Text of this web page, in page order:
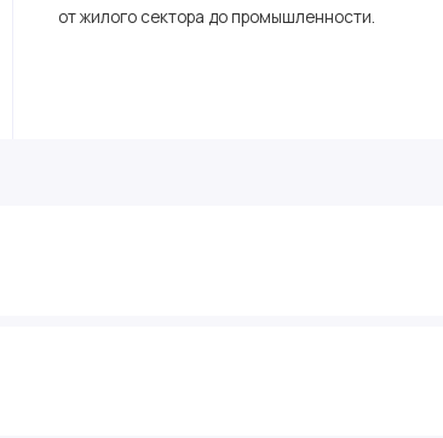
от жилого сектора до промышленности.